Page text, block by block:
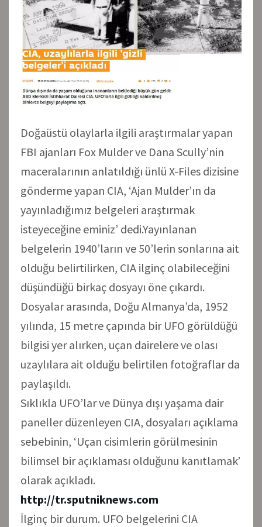
Doğaüstü olaylarla ilgili araştırmalar yapan
FBI ajanları Fox Mulder ve Dana Scully’nin
maceralarının anlatıldığı ünlü X-Files dizisine
gönderme yapan CIA, ‘Ajan Mulder’ın da
yayınladığımız belgeleri araştırmak
isteyeceğine eminiz’ dedi.Yayınlanan
belgelerin 1940’ların ve 50’lerin sonlarına ait
olduğu belirtilirken, CIA ilginç olabileceğini
düşündüğü birkaç dosyayı öne çıkardı.
Dosyalar arasında, Doğu Almanya’da, 1952
yılında, 15 metre çapında bir UFO görüldüğü
bilgisi yer alırken, uçan dairelere ve olası
uzaylılara ait olduğu belirtilen fotoğraflar da
paylaşıldı.
Sıklıkla UFO’lar ve Dünya dışı yaşama dair
paneller düzenleyen CIA, dosyaları açıklama
sebebinin, ‘Uçan cisimlerin görülmesinin
bilimsel bir açıklaması olduğunu kanıtlamak’
olarak açıkladı.
http://tr.sputniknews.com
İlginç bir durum. UFO belgelerini CIA